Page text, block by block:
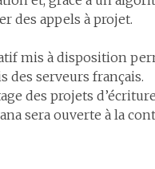
des appels à projet.
mis à disposition
des serveurs français.
des projets
sera ouverte à la